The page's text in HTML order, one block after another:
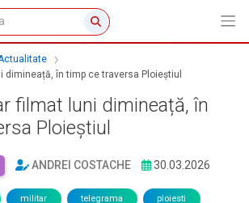
dimineață, în timp ce traversa Ploieștiul
filmat luni dimineață, în
Ploieștiul
ANDREI COSTACHE 30.03.2026
militar telegrama ploiesti